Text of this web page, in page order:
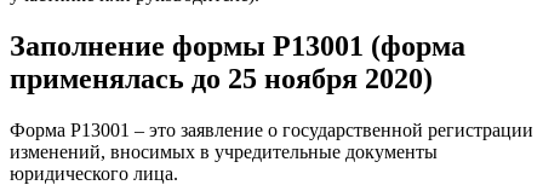
Заполнение формы Р13001 (форма
применялась до 25 ноября 2020)
Форма Р13001 – это заявление о государственной регистрации
изменений, вносимых в учредительные документы
юридического лица.